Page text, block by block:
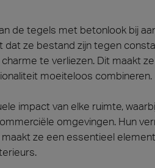
de tegels met betonlook bij
dat ze bestand zijn tegen
te verliezen. Dit maakt
moeiteloos combineren.
impact van elke ruimte,
omgevingen. Hun
ze een essentieel